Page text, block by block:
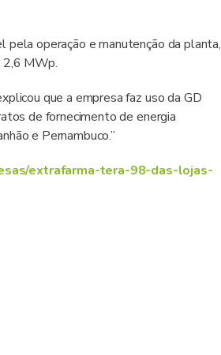
pela operação e manutenção da planta,
2,6 MWp.
que a empresa faz uso da GD
de fornecimento de energia
e Pernambuco.”
extrafarma-tera-98-das-lojas-